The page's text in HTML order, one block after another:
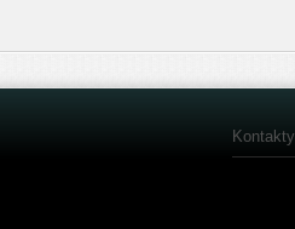
Kontakty